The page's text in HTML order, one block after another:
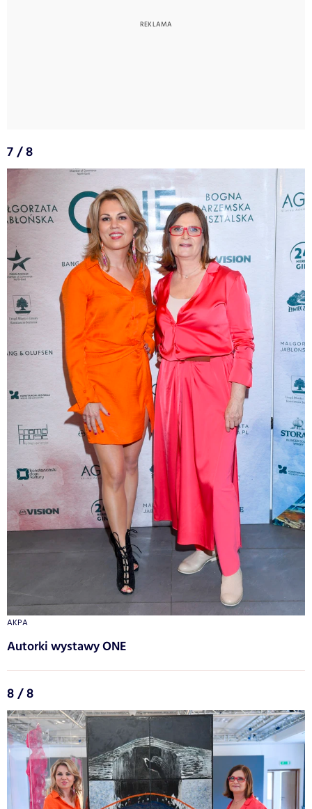
7 / 8
AKPA
Autorki wystawy ONE
8 / 8